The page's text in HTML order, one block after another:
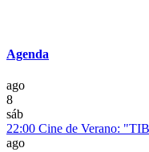
Agenda
ago
8
sáb
22:00 Cine de Verano:
ago